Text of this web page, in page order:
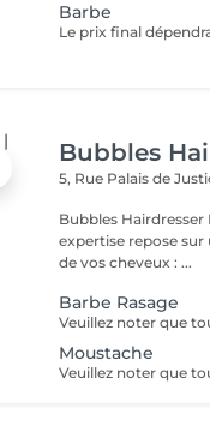
Barbe
Bubbles
5, Rue Palais de
Bubbles Hairdresser L'élégance au service de votre beauté Notre
expertise repose
de vos cheveux : ...
Barbe Rasage
Moustache